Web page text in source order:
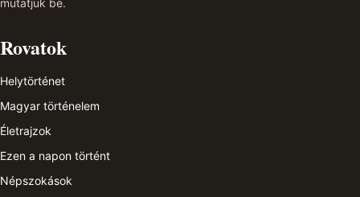
Rovatok
Helytörténet
Magyar történelem
Életrajzok
Ezen a napon történt
Népszokások